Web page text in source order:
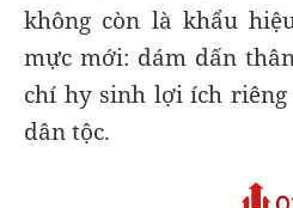
không còn là khẩu
mực mới: dám dấn
chí hy sinh lợi ích
dân tộc.